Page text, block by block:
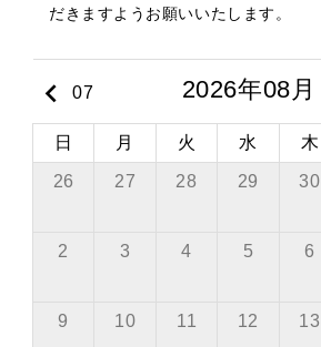
だきますようお願いいたします。
keyboard_arrow_left 07 2026年08月
日 月 火 水 木
26 27 28 29 30
2 3 4 5 6
9 10 11 12 13